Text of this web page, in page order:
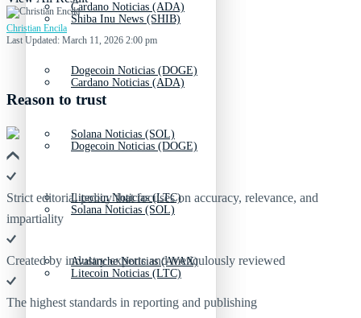
Cardano Noticias (ADA)
Dogecoin Noticias (DOGE)
Solana Noticias (SOL)
Litecoin Noticias (LTC)
Avalanche Noticias (AVAX)
Shiba Inu News (SHIB)
Cardano Noticias (ADA)
Dogecoin Noticias (DOGE)
Solana Noticias (SOL)
Litecoin Noticias (LTC)
Christian Encila
Last Updated: March 11, 2026 2:00 pm
Reason to trust
Strict editorial policy that focuses on accuracy, relevance, and
impartiality
Created by industry experts and meticulously reviewed
The highest standards in reporting and publishing